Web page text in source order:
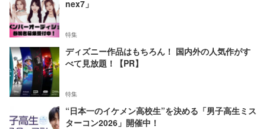
nex7」
特集
ディズニー作品はもちろん！ 国内外の人気作がす
べて見放題！【PR】
特集
“日本一のイケメン高校生”を決める「男子高生ミス
ターコン2026」開催中！